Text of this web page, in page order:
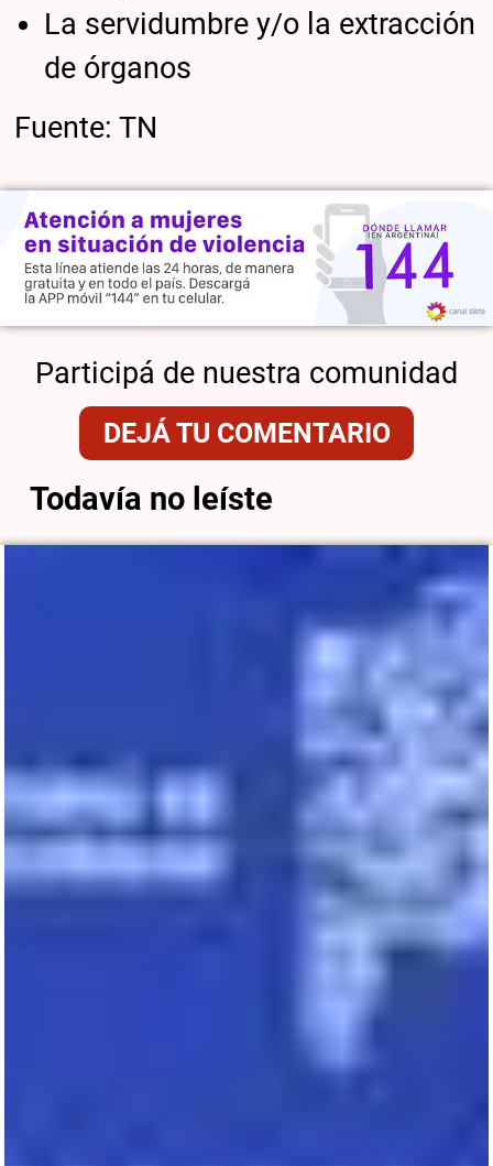
La servidumbre y/o la extracción
de órganos
Fuente: TN
Participá de nuestra comunidad
DEJÁ TU COMENTARIO
Todavía no leíste